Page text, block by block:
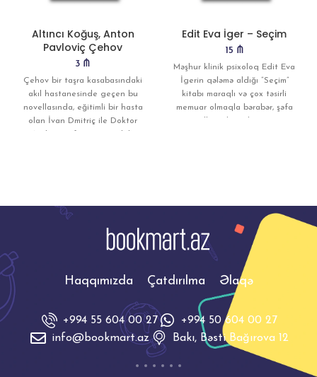
Altıncı Koğuş, Anton
Pavloviç Çehov
3 ₼
Çehov bir taşra kasabasındaki
akıl hastanesinde geçen bu
novellasında, eğitimli bir hasta
olan İvan Dmitriç ile Doktor
Edit Eva İger – Seçim
15 ₼
Məşhur klinik psixoloq Edit Eva
İgerin qələmə aldığı “Seçim”
kitabı maraqlı və çox təsirli
memuar olmaqla bərabər, şəfa
Haqqımızda Çatdırılma Əlaqə
+994 55 604 00 27
+994 50 604 00 27
info@bookmart.az
Bakı, Bəsti Bağırova 12